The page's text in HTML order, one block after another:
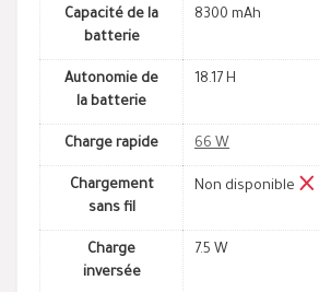
Capacité de la
batterie
8300 mAh
Autonomie de
la batterie
18.17 H
Charge rapide 66 W
Chargement
sans fil
Non disponible
Charge
inversée
7.5 W